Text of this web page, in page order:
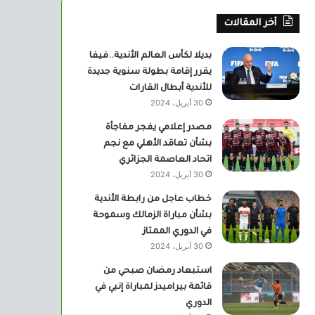
أخر المقالات
بديلا لكأس العالم الأندية..فيفا
يقرر إقامة بطولة سنوية جديدة
للأندية أبطال القارات
30 أبريل، 2024
مصدر إعلامي يفجر مفاجأة
بشأن تعاقد الأهلي مع نجم
اتحاد العاصمة الجزائري
30 أبريل، 2024
خطاب عاجل من رابطة الأندية
بشأن مباراة الزمالك وسموحة
في الدوري الممتاز
30 أبريل، 2024
استبعاد رمضان صبحي من
قائمة بيراميدز لمباراة إنبي في
الدوري